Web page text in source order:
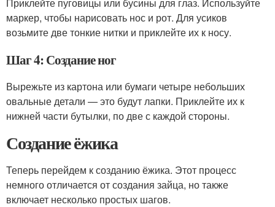
маркер, чтобы нарисовать нос и рот. Для усиков
возьмите две тонкие нитки и приклейте их к носу.
Шаг 4: Создание ног
Вырежьте из картона или бумаги четыре небольших
овальные детали — это будут лапки. Приклейте их к
нижней части бутылки, по две с каждой стороны.
Создание ёжика
Теперь перейдем к созданию ёжика. Этот процесс
немного отличается от создания зайца, но также
включает несколько простых шагов.